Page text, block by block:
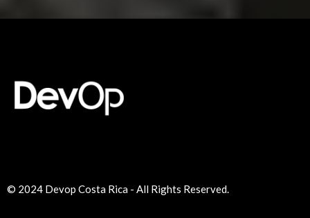
© 2024 Devop Costa Rica - All Rights Reserved.